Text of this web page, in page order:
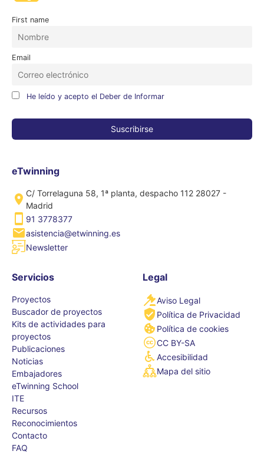
First name
Email
He leído y acepto el Deber de Informar
eTwinning
C/ Torrelaguna 58, 1ª planta, despacho 112 28027 -
Madrid
91 3778377
asistencia@etwinning.es
Newsletter
Servicios
Proyectos
Buscador de proyectos
Kits de actividades para
proyectos
Publicaciones
Noticias
Embajadores
eTwinning School
ITE
Recursos
Reconocimientos
Contacto
FAQ
Legal
Aviso Legal
Política de Privacidad
Política de cookies
CC BY-SA
Accesibilidad
Mapa del sitio